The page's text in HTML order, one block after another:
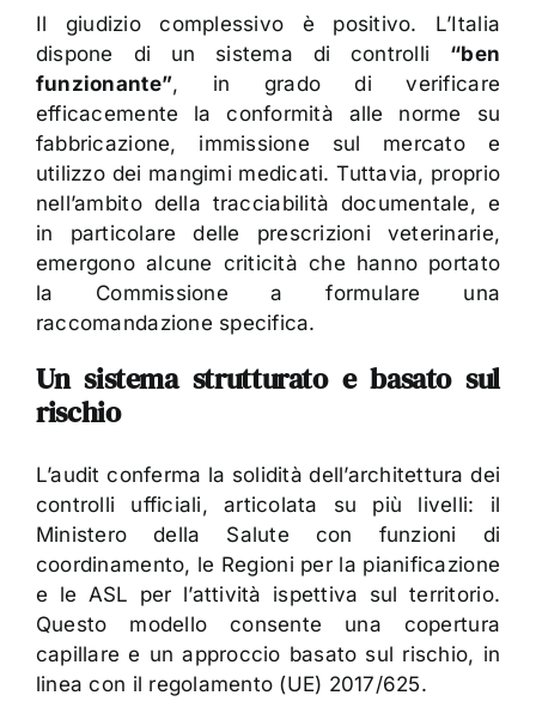
Il giudizio complessivo è positivo. L’Italia
dispone di un sistema di controlli “ben
funzionante”, in grado di verificare
efficacemente la conformità alle norme su
fabbricazione, immissione sul mercato e
utilizzo dei mangimi medicati. Tuttavia, proprio
nell’ambito della tracciabilità documentale, e
in particolare delle prescrizioni veterinarie,
emergono alcune criticità che hanno portato
la Commissione a formulare una
raccomandazione specifica.
Un sistema strutturato e basato sul
rischio
L’audit conferma la solidità dell’architettura dei
controlli ufficiali, articolata su più livelli: il
Ministero della Salute con funzioni di
coordinamento, le Regioni per la pianificazione
e le ASL per l’attività ispettiva sul territorio.
Questo modello consente una copertura
capillare e un approccio basato sul rischio, in
linea con il regolamento (UE) 2017/625.